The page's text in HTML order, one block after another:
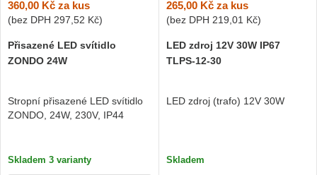
360,00 Kč za kus
(bez DPH 297,52 Kč)
Přisazené LED svítidlo
ZONDO 24W
Stropní přisazené LED svítidlo
ZONDO, 24W, 230V, IP44
Skladem 3 varianty
265,00 Kčza kus
(bez DPH 219,01 Kč)
LED zdroj 12V 30W IP67
TLPS-12-30
LED zdroj (trafo) 12V 30W
Skladem